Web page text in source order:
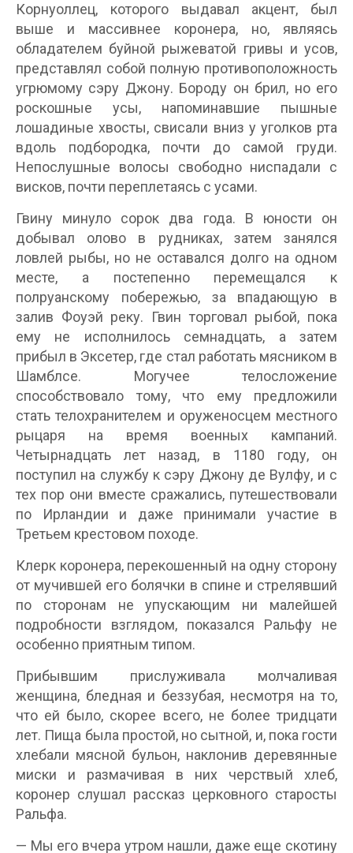
Корнуоллец, которого выдавал акцент, был
выше и массивнее коронера, но, являясь
обладателем буйной рыжеватой гривы и усов,
представлял собой полную противоположность
угрюмому сэру Джону. Бороду он брил, но его
роскошные усы, напоминавшие пышные
лошадиные хвосты, свисали вниз у уголков рта
вдоль подбородка, почти до самой груди.
Непослушные волосы свободно ниспадали с
висков, почти переплетаясь с усами.
Гвину минуло сорок два года. В юности он
добывал олово в рудниках, затем занялся
ловлей рыбы, но не оставался долго на одном
месте, а постепенно перемещался к
полруанскому побережью, за впадающую в
залив Фоуэй реку. Гвин торговал рыбой, пока
ему не исполнилось семнадцать, а затем
прибыл в Эксетер, где стал работать мясником в
Шамблсе. Могучее телосложение
способствовало тому, что ему предложили
стать телохранителем и оруженосцем местного
рыцаря на время военных кампаний.
Четырнадцать лет назад, в 1180 году, он
поступил на службу к сэру Джону де Вулфу, и с
тех пор они вместе сражались, путешествовали
по Ирландии и даже принимали участие в
Третьем крестовом походе.
Клерк коронера, перекошенный на одну сторону
от мучившей его болячки в спине и стрелявший
по сторонам не упускающим ни малейшей
подробности взглядом, показался Ральфу не
особенно приятным типом.
Прибывшим прислуживала молчаливая
женщина, бледная и беззубая, несмотря на то,
что ей было, скорее всего, не более тридцати
лет. Пища была простой, но сытной, и, пока гости
хлебали мясной бульон, наклонив деревянные
миски и размачивая в них черствый хлеб,
коронер слушал рассказ церковного старосты
Ральфа.
— Мы его вчера утром нашли, даже еще скотину